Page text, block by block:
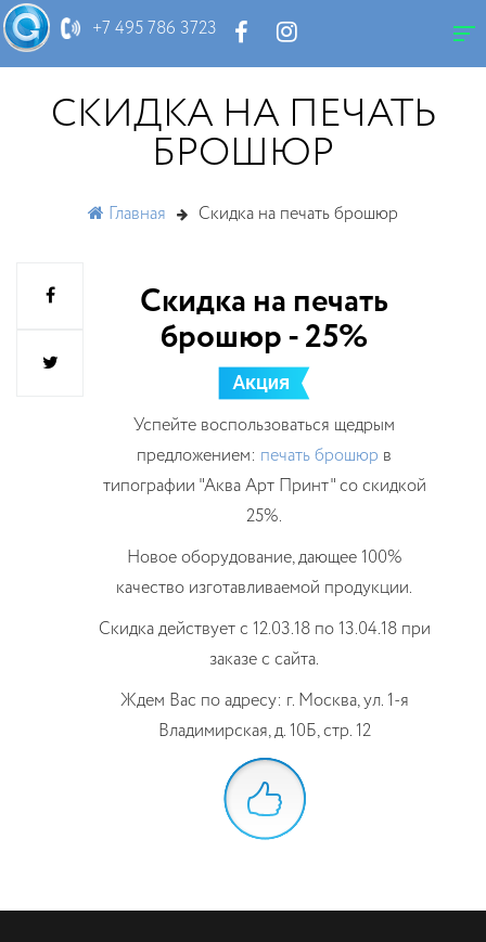
+7 495 786 3723
АКЦИЯ
СКИДКА НА ПЕЧАТЬ
БРОШЮР
Главная Скидка на печать брошюр
Скидка на печать
брошюр - 25%
Успейте воспользоваться щедрым
предложением: печать брошюр в
типографии "Аква Арт Принт" со скидкой
25%.
Новое оборудование, дающее 100%
качество изготавливаемой продукции.
Скидка действует с 12.03.18 по 13.04.18 при
заказе с сайта.
Ждем Вас по адресу: г. Москва, ул. 1-я
Владимирская, д. 10Б, стр. 12